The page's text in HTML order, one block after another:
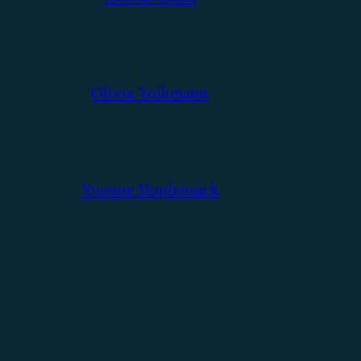
Olivia Volkmann
Yvonne Hopfensack